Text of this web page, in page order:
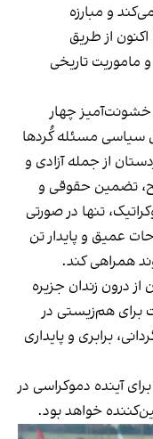
و مبارزه
از طریق
تاریخی
خشونت‌آمیز چهار
سیاسی مسئله کُردها
از جمله آزادی و
تضمین حقوقی و
تنها در صورتی
عمیق و پایدار تن
همراهی کند.
از درون زندان جزیره
برای هم‌زیستی در
برابری و پایداری
آینده دموکراسی در
خواهد بود.